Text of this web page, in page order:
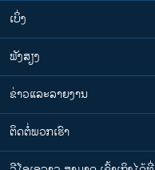
ເບິ່ງ
ຟັງສຽງ
ຂ່າວແລະລາຍງານ
ຕິດຕໍ່ພວກເຮົາ